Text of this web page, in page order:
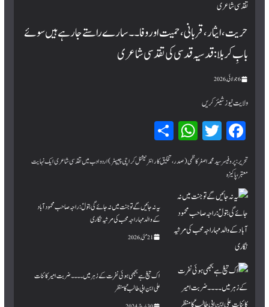
حریت، ایثار، قربانی، حمیت اور وفا۔۔ سارے راستے جا رہے ہیں سوئے
بابِ کربلا : قدسیہ قدسی کی تقدسی شاعری
6 جولائی, 2026
ولایت نیوز شیئر کریں
Fa
ce
bo
ok
T
wi
tte
r
W
hat
sA
Sh
ar
e
تحریر:پروفیسر سید محمد اصغر کاظمی (صدر، تخلیق کار انٹرنیشنل کراچی چیپٹر) اردو ادب میں تقدسی شاعری ایک نہایت
معتبر، پاکیزہ
یہ نہ جائیں گے تو جنت میں نہ جائے گی بتولؑ: راجہ صاحب محمود آباد
کے والد مہاراجہ محب کی مرثیہ نگاری
21 مئی, 2026
اک تیغ ہے بجھی ہوئی نفرت کے زہر میں۔۔۔۔ ضربت امیر کائنات
علی ابن ابی طالبؑ کا منظر